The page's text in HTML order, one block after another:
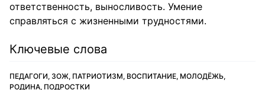
ответственность, выносливость. Умение
справляться с жизненными трудностями.
Ключевые слова
ПЕДАГОГИ, ЗОЖ, ПАТРИОТИЗМ, ВОСПИТАНИЕ, МОЛОДЁЖЬ,
РОДИНА, ПОДРОСТКИ